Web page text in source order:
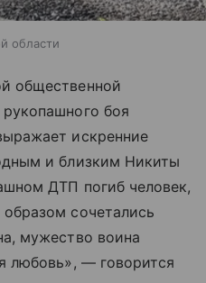
области
общественной
боя
искренние
и близким Никиты
ДТП погиб человек,
сочетались
мужество воина
любовь», — говорится